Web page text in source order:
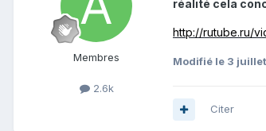
Membres
2.6k
réalité cela
http://rutube.ru/
Modifié le 3
Citer